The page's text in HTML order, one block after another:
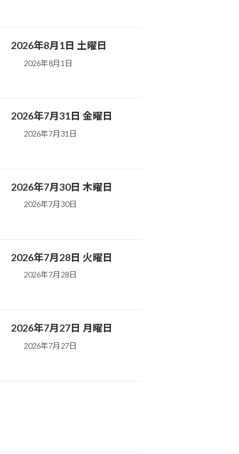
2026年8月1日 土曜日
2026年8月1日
2026年7月31日 金曜日
2026年7月31日
2026年7月30日 木曜日
2026年7月30日
2026年7月28日 火曜日
2026年7月28日
2026年7月27日 月曜日
2026年7月27日